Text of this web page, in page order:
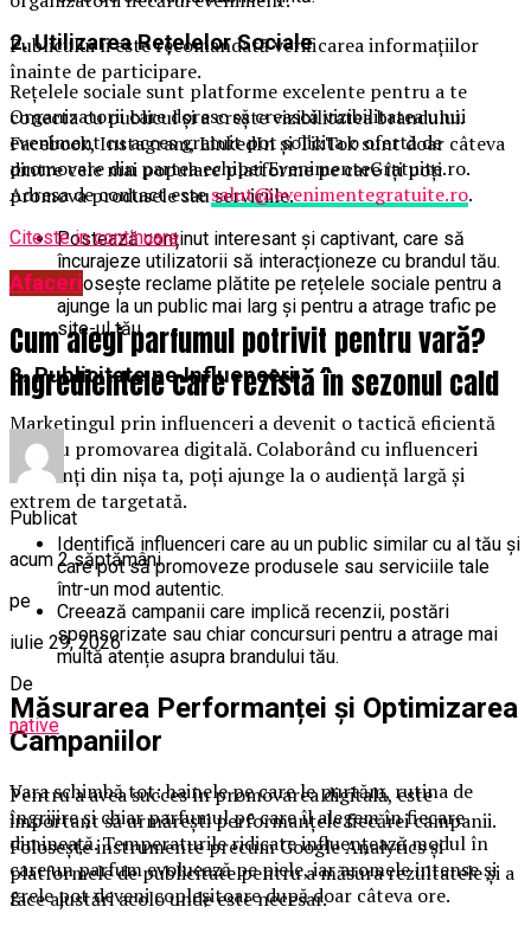
2. Utilizarea Rețelelor Sociale
Rețelele sociale sunt platforme excelente pentru a te
conecta cu publicul și a crește vizibilitatea brandului.
Facebook, Instagram, LinkedIn și TikTok sunt doar câteva
dintre cele mai populare platforme pe care îți poți
promova produsele sau serviciile.
Postează conținut interesant și captivant, care să
încurajeze utilizatorii să interacționeze cu brandul tău.
Folosește reclame plătite pe rețelele sociale pentru a
ajunge la un public mai larg și pentru a atrage trafic pe
site-ul tău.
3. Publicitate pe Influenceri
Marketingul prin influenceri a devenit o tactică eficientă
pentru promovarea digitală. Colaborând cu influenceri
relevanți din nișa ta, poți ajunge la o audiență largă și
extrem de targetată.
Identifică influenceri care au un public similar cu al tău și
care pot să promoveze produsele sau serviciile tale
într-un mod autentic.
Creează campanii care implică recenzii, postări
sponsorizate sau chiar concursuri pentru a atrage mai
multă atenție asupra brandului tău.
Măsurarea Performanței și Optimizarea
Campaniilor
Pentru a avea succes în promovarea digitală, este
important să urmărești performanțele fiecărei campanii.
Folosește instrumente precum Google Analytics și
platformele de publicitate pentru a măsura rezultatele și a
face ajustări acolo unde este necesar.
Publicului îi este recomandată verificarea informațiilor
înainte de participare.
Organizatorii care doresc să crească vizibilitatea unui
eveniment cu acces gratuit pot solicita o ofertă de
promovare din partea echipei EvenimenteGratuite.ro.
Adresa de contact estesalut@evenimentegratuite.ro.
Citeste in continuare
Afaceri
Cum alegi parfumul potrivit pentru vară?
Ingredientele care rezistă în sezonul cald
Publicat
acum 2 săptămâni
pe
iulie 29, 2026
De
native
Vara schimbă tot: hainele pe care le purtăm, rutina de
îngrijire și chiar parfumul pe care îl alegem în fiecare
dimineață. Temperaturile ridicate influențează modul în
care un parfum evoluează pe piele, iar aromele intense și
grele pot deveni copleșitoare după doar câteva ore.